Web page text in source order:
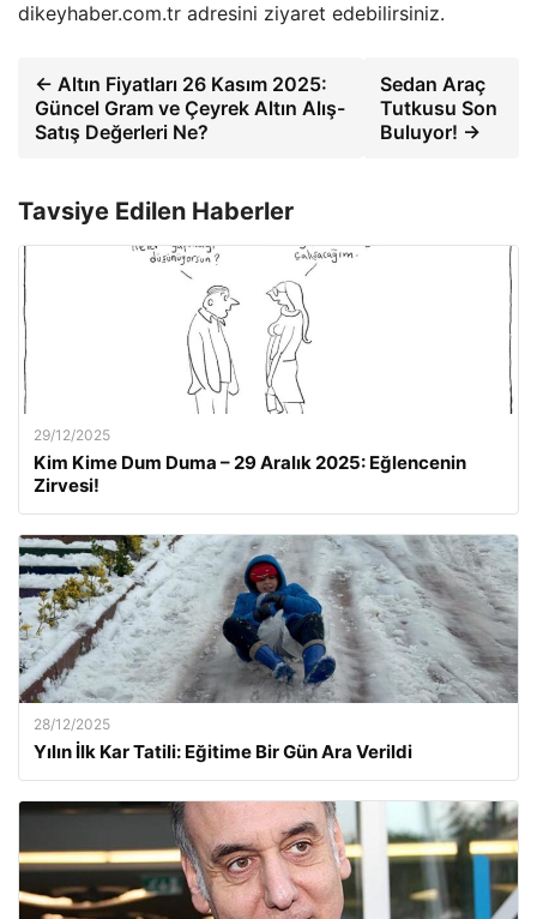
dikeyhaber.com.tr adresini ziyaret edebilirsiniz.
← Altın Fiyatları 26 Kasım 2025:
Güncel Gram ve Çeyrek Altın Alış-
Satış Değerleri Ne?
Sedan Araç
Tutkusu Son
Buluyor! →
Tavsiye Edilen Haberler
29/12/2025
Kim Kime Dum Duma – 29 Aralık 2025: Eğlencenin
Zirvesi!
28/12/2025
Yılın İlk Kar Tatili: Eğitime Bir Gün Ara Verildi